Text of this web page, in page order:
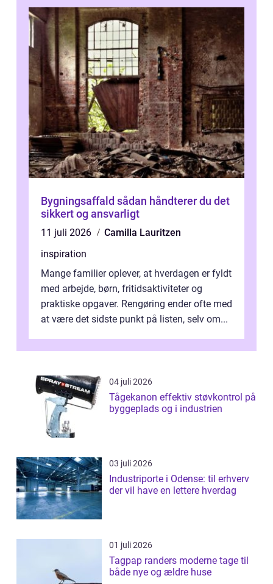
Bygningsaffald sådan håndterer du det
sikkert og ansvarligt
11 juli 2026
Camilla Lauritzen
inspiration
Mange familier oplever, at hverdagen er fyldt
med arbejde, børn, fritidsaktiviteter og
praktiske opgaver. Rengøring ender ofte med
at være det sidste punkt på listen, selv om...
04 juli 2026
Tågekanon effektiv støvkontrol på
byggeplads og i industrien
03 juli 2026
Industriporte i Odense: til erhverv
der vil have en lettere hverdag
01 juli 2026
Tagpap randers moderne tage til
både nye og ældre huse